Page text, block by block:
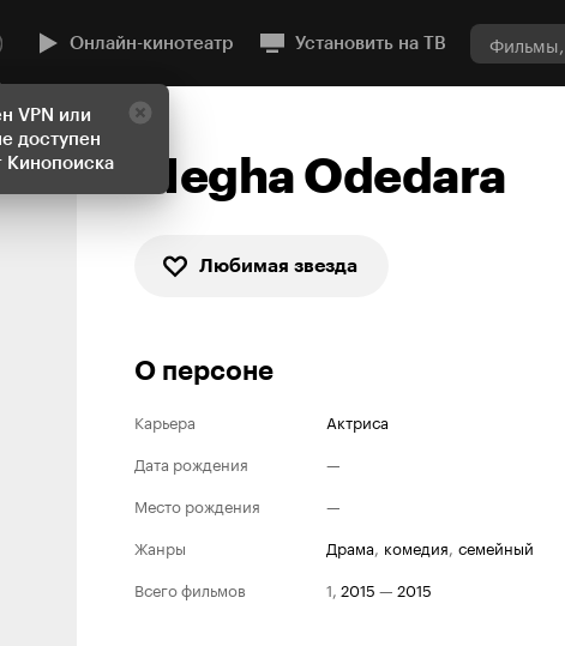
VPN или
доступен
Кинопоиска
Онлайн-кинотеатр Установить на ТВ
Megha Odedara
Любимая звезда
О персоне
Карьера
Актриса
Дата рождения
—
Место рождения
—
Жанры
драма, комедия, семейный
Всего фильмов
1, 2015 — 2015